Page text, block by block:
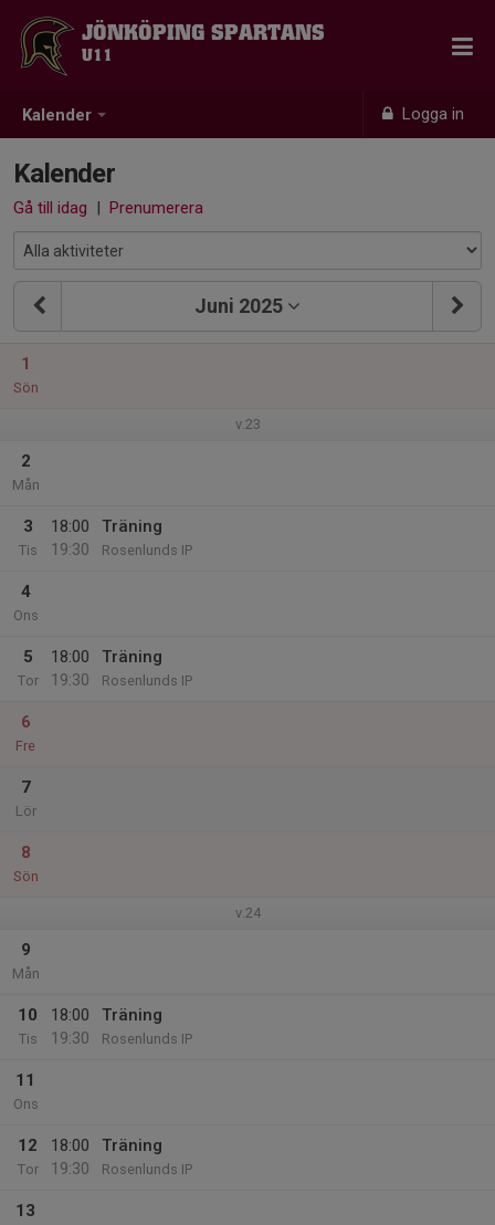
Kalender Logga in
JÖNKÖPING SPARTANS
U11
Kalender
Gå till idag | Prenumerera
Juni 2025
1
Sön
v.23
2
Mån
3
Tis
18:00
19:30
Träning
Rosenlunds IP
4
Ons
5
Tor
18:00
19:30
Träning
Rosenlunds IP
6
Fre
7
Lör
8
Sön
v.24
9
Mån
10
Tis
18:00
19:30
Träning
Rosenlunds IP
11
Ons
12
Tor
18:00
19:30
Träning
Rosenlunds IP
13